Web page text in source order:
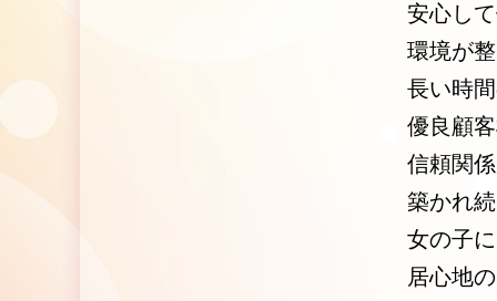
安心し
環境が
長い時
優良顧
信頼関
築かれ
女の子
居心地